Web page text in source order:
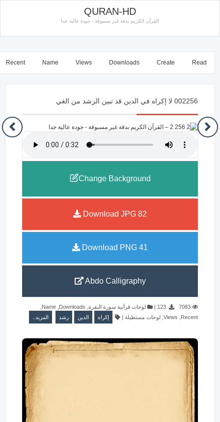
QURAN-HD
القرآن الكريم بدقة غير مسبوقة - جودة عالية جدا
Recent Name Views Downloads Create Read
002256 لا إكراه في الدين قد تبين الرشد من الغي
Change Background
Download JPG 82
Download PNG 41
Abdo Calligraphy
7083
123
| لوحات قرآنية سورة البقرة ,
Downloads
,
Name
,
Recent
,
Views
, لوحات مستطيلة | إكراه الدين رشد المزيد..